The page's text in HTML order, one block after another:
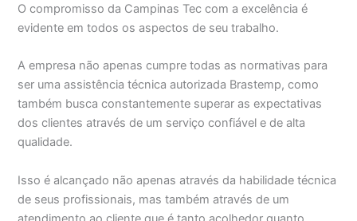
O compromisso da Campinas Tec com a excelência é
evidente em todos os aspectos de seu trabalho.
A empresa não apenas cumpre todas as normativas para
ser uma assistência técnica autorizada Brastemp, como
também busca constantemente superar as expectativas
dos clientes através de um serviço confiável e de alta
qualidade.
Isso é alcançado não apenas através da habilidade técnica
de seus profissionais, mas também através de um